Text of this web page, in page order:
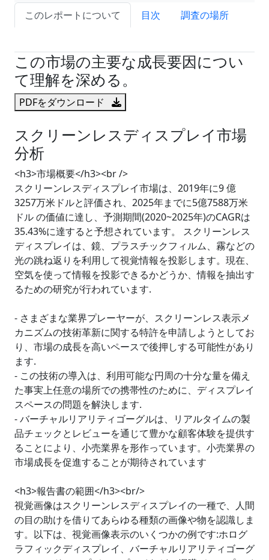
このレポートについて 目次
調査の場所
この市場の主要な成長要因につい
て理解を深める。
PDFをダウンロード
スクリーンレスディスプレイ市場
分析
<h3>市場概要</h3><br />
スクリーンレスディスプレイ市場は、2019年に9 億
3257万米ドルと評価され、2025年までに5億7588万米
ドル の価値に達し、予測期間(2020~2025年)のCAGRは
35.43%に達すると予想されています。 スクリーンレス
ディスプレイは、鏡、プラスチックフィルム、霧などの
光の跳ね返りを利用して視覚情報を投影します。現在、
空気を使って情報を投影できるかどうか、情報を抽出す
るための研究が行われています.
- さまざまな業界プレーヤーが、スクリーンレス表示メ
カニズムの技術革新に関する特許を申請しようとしてお
り、市場の成長を高いペースで後押しする可能性があり
ます.
- この技術の導入は、利用可能な円周の十分な量を備え
た事実上任意の場所での携帯性のために、ディスプレイ
スペースの問題を解決します.
- バーチャルリアリティゴーグルは、リアルタイムの製
品チェックとレビューを通じて豊かな顧客体験を提供す
ることにより、小売業界を形作っています。小売業界の
市場成長を促進することが期待されています
<h3>報告書の範囲</h3><br/>
視覚画像はスクリーンレスディスプレイの一種で、人間
の目の助けを借りてあらゆる種類の画像や物を認識しま
す。以下は、視覚画像表示のいくつかの例です:ホログ
ラフィックディスプレイ、バーチャルリアリティゴーグ